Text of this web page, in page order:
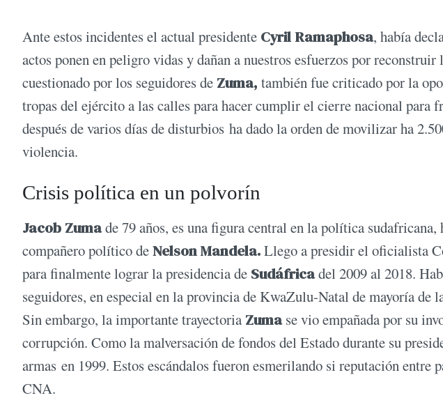
Ante estos incidentes el actual presidente Cyril Ramaphosa, había
actos ponen en peligro vidas y dañan a nuestros esfuerzos por reconstruir
cuestionado por los seguidores de Zuma, también fue criticado por la
tropas del ejército a las calles para hacer cumplir el cierre nacional para
después de varios días de disturbios ha dado la orden de movilizar ha
violencia.
Crisis política en un polvorín
Jacob Zumade 79 años, es una figura central en la política
compañero político deNelsonMandela.Llego a presidir el oficialista
para finalmente lograr la presidencia de Sudáfricadel 2009 al 2018.
seguidores, en especial en la provincia de KwaZulu-Natal de mayoría de
Sin embargo, la importante trayectoria Zumase vio empañada por su
corrupción. Como la malversación de fondos del Estado durante su
armas en 1999. Estos escándalos fueron esmerilando si reputación
CNA.